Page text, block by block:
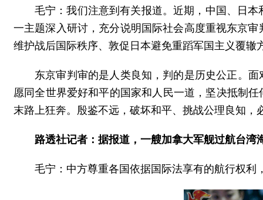
毛宁：我们注意到有关报道。近期，中国、日
一主题深入研讨，充分说明国际社会高度重视东京
维护战后国际秩序、敦促日本避免重蹈军国主义覆辙
东京审判审的是人类良知，判的是历史公正。
愿同全世界爱好和平的国家和人民一道，坚决抵制
末路上狂奔。殷鉴不远，破坏和平、挑战公理良知
路透社记者：据报道，一艘加拿大军舰过航台
毛宁：中方尊重各国依据国际法享有的航行权利